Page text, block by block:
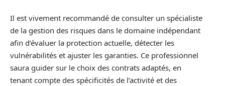
Il est vivement recommandé de consulter un spécialiste
de la gestion des risques dans le domaine indépendant
afin d’évaluer la protection actuelle, détecter les
vulnérabilités et ajuster les garanties. Ce professionnel
saura guider sur le choix des contrats adaptés, en
tenant compte des spécificités de l’activité et des